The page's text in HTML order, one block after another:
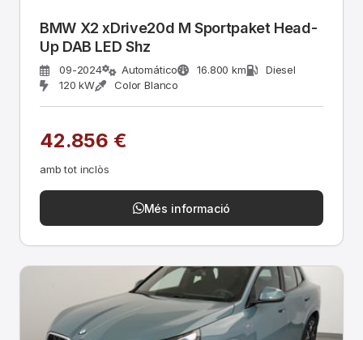
BMW X2 xDrive20d M Sportpaket Head-
Up DAB LED Shz
09-2024 Automático 16.800 km
Diesel
120 kW
Color Blanco
42.856 €
amb tot inclòs
Més informació